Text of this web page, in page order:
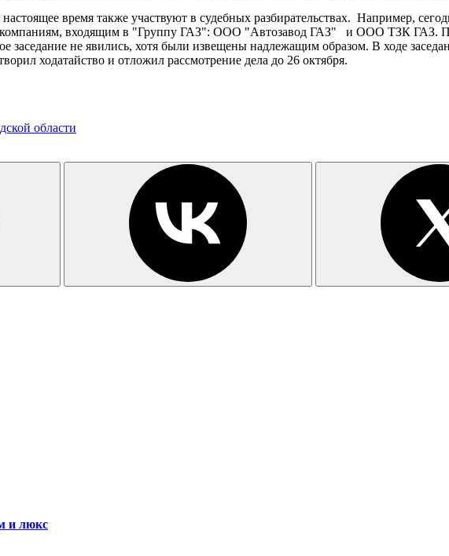
время также участвуют в судебных разбирательствах. Например,
входящим в "Группу ГАЗ": ООО "Автозавод ГАЗ" и ООО ТЗК ГАЗ.
заседание не явились, хотя были извещены надлежащим образом. В ходе
ходатайство и отложил рассмотрение дела до 26 октября.
области
и люкс